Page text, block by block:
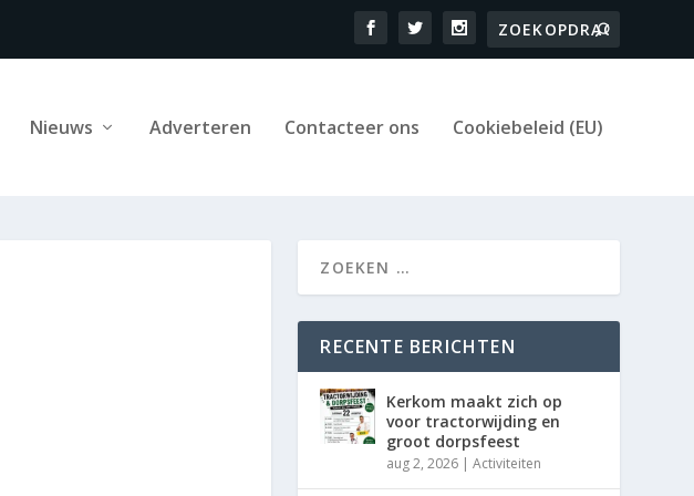
Nieuws Adverteren Contacteer ons Cookiebeleid (EU)
RECENTE BERICHTEN
Kerkom maakt zich op
voor tractorwijding en
groot dorpsfeest
aug 2, 2026 |Activiteiten